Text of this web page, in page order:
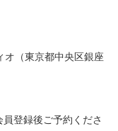
（東京都中央区銀座
登録後ご予約くださ